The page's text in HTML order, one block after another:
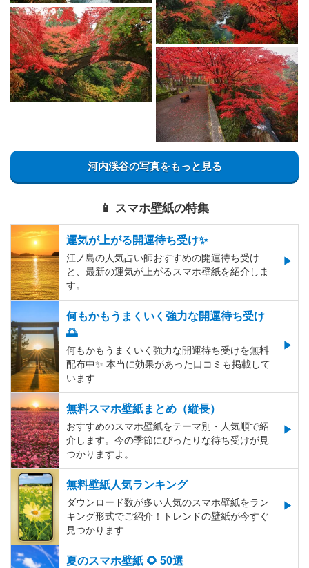
河内渓谷の写真をもっと見る
📱 スマホ壁紙の特集
運気が上がる開運待ち受け✨
江ノ島の人気占い師おすすめの開運待ち受け
と、最新の運気が上がるスマホ壁紙を紹介しま
す。
何もかもうまくいく強力な開運待ち受け
🌅
何もかもうまくいく強力な開運待ち受けを無料
配布中✨️ 本当に効果があった口コミも掲載して
います
無料スマホ壁紙まとめ（縦長）
おすすめのスマホ壁紙をテーマ別・人気順で紹
介します。今の季節にぴったりな待ち受けが見
つかりますよ。
無料壁紙人気ランキング
ダウンロード数が多い人気のスマホ壁紙をラン
キング形式でご紹介！トレンドの壁紙が今すぐ
見つかります
夏のスマホ壁紙 🌻 50選